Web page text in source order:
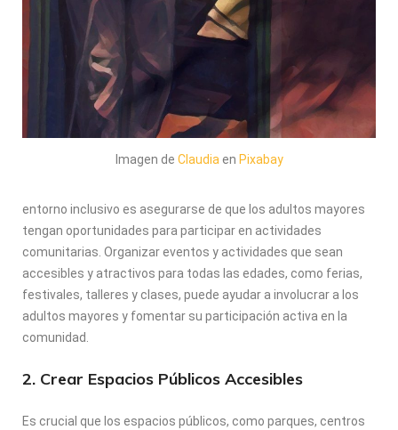
Imagen de Claudia en Pixabay
entorno inclusivo es asegurarse de que los adultos mayores
tengan oportunidades para participar en actividades
comunitarias. Organizar eventos y actividades que sean
accesibles y atractivos para todas las edades, como ferias,
festivales, talleres y clases, puede ayudar a involucrar a los
adultos mayores y fomentar su participación activa en la
comunidad.
2. Crear Espacios Públicos Accesibles
Es crucial que los espacios públicos, como parques, centros